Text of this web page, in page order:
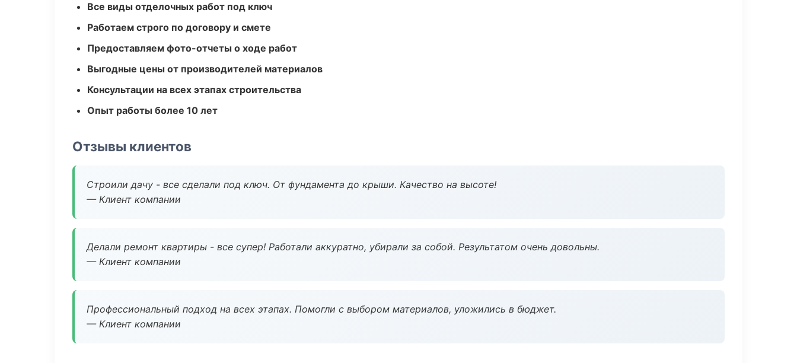
Все виды отделочных работ под ключ
Работаем строго по договору и смете
Предоставляем фото-отчеты о ходе работ
Выгодные цены от производителей материалов
Консультации на всех этапах строительства
Опыт работы более 10 лет
Отзывы клиентов
Строили дачу - все сделали под ключ. От фундамента до крыши. Качество на высоте!
— Клиент компании
Делали ремонт квартиры - все супер! Работали аккуратно, убирали за собой. Результатом очень довольны.
— Клиент компании
Профессиональный подход на всех этапах. Помогли с выбором материалов, уложились в бюджет.
— Клиент компании